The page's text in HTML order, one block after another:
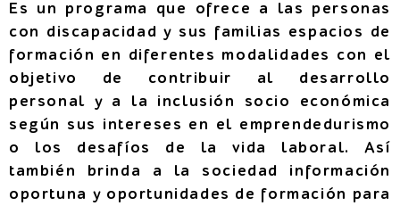
Es un programa que ofrece a las personas
con discapacidad y sus familias espacios de
formación en diferentes modalidades con el
objetivo de contribuir al desarrollo
personal y a la inclusión socio económica
según sus intereses en el emprendedurismo
o los desafíos de la vida laboral. Así
también brinda a la sociedad información
oportuna y oportunidades de formación para